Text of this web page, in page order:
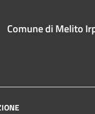
Comune di Melito